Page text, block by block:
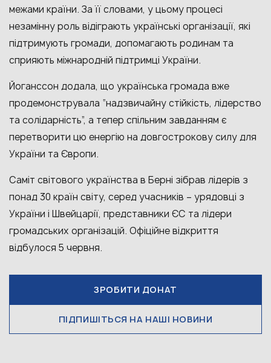
межами країни. За її словами, у цьому процесі
незамінну роль відіграють українські організації, які
підтримують громади, допомагають родинам та
сприяють міжнародній підтримці України.
Йоганссон додала, що українська громада вже
продемонструвала “надзвичайну стійкість, лідерство
та солідарність”, а тепер спільним завданням є
перетворити цю енергію на довгострокову силу для
України та Європи.
Cаміт світового українства в Берні зібрав лідерів з
понад 30 країн світу, серед учасників – урядовці з
України і Швейцарії, представники ЄС та лідери
громадських організацій. Офіційне відкриття
відбулося 5 червня.
ЗРОБИТИ ДОНАТ
ПІДПИШІТЬСЯ НА НАШІ НОВИНИ